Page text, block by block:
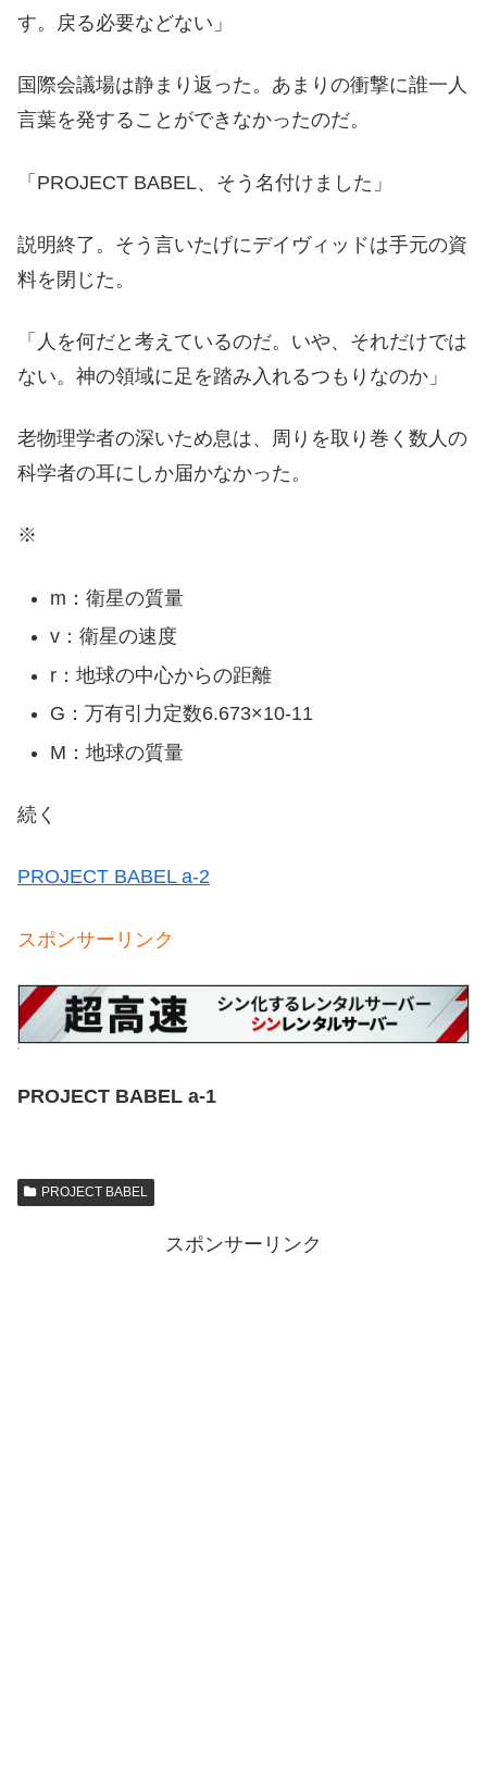
す。戻る必要などない」
国際会議場は静まり返った。あまりの衝撃に誰一人
言葉を発することができなかったのだ。
「PROJECT BABEL、そう名付けました」
説明終了。そう言いたげにデイヴィッドは手元の資
料を閉じた。
「人を何だと考えているのだ。いや、それだけでは
ない。神の領域に足を踏み入れるつもりなのか」
老物理学者の深いため息は、周りを取り巻く数人の
科学者の耳にしか届かなかった。
※
m：衛星の質量
v：衛星の速度
r：地球の中心からの距離
G：万有引力定数6.673×10-11
M：地球の質量
続く
PROJECT BABEL a-2
スポンサーリンク
PROJECT BABEL a-1
PROJECT BABEL
スポンサーリンク